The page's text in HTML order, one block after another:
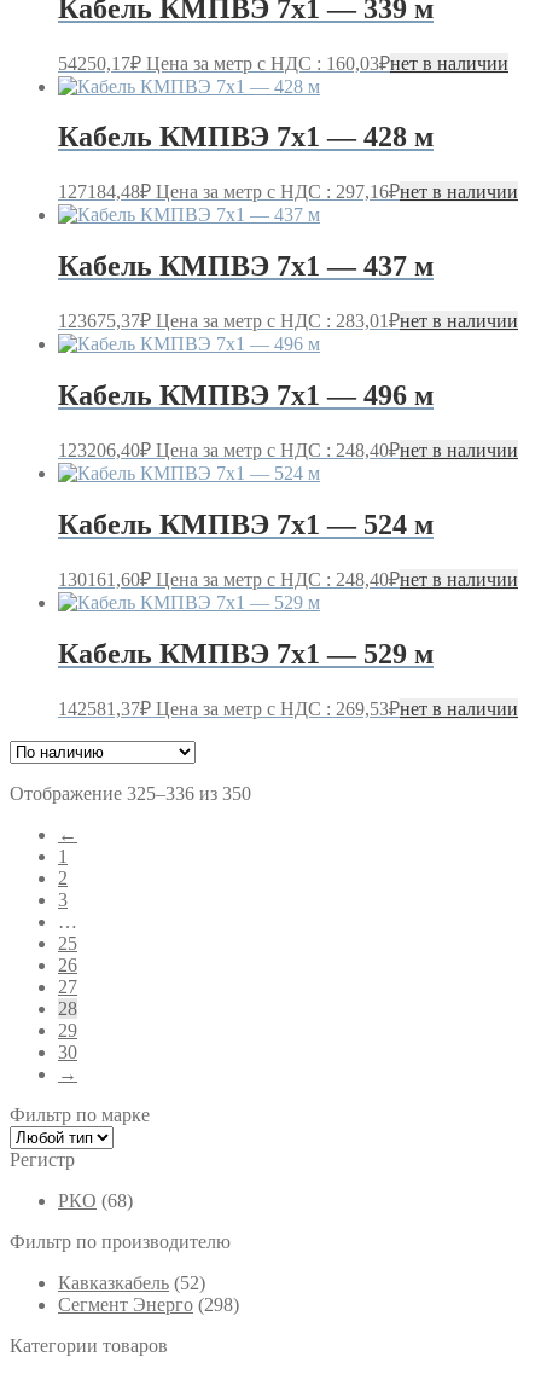
Кабель КМПВЭ 7х1 — 339 м
54250,17₽ Цена за метр с НДС : 160,03₽нет в наличии
Кабель КМПВЭ 7х1 — 428 м
127184,48₽ Цена за метр с НДС : 297,16₽нет в наличии
Кабель КМПВЭ 7х1 — 437 м
123675,37₽ Цена за метр с НДС : 283,01₽нет в наличии
Кабель КМПВЭ 7х1 — 496 м
123206,40₽ Цена за метр с НДС : 248,40₽нет в наличии
Кабель КМПВЭ 7х1 — 524 м
130161,60₽ Цена за метр с НДС : 248,40₽нет в наличии
Кабель КМПВЭ 7х1 — 529 м
142581,37₽ Цена за метр с НДС : 269,53₽нет в наличии
Отображение 325–336 из 350
←
1
2
3
…
25
26
27
28
29
30
→
Фильтр по марке
Регистр
РКО (68)
Фильтр по производителю
Кавказкабель (52)
Сегмент Энерго (298)
Категории товаров